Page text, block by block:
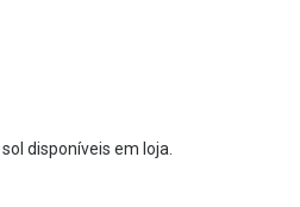
disponíveis em loja.